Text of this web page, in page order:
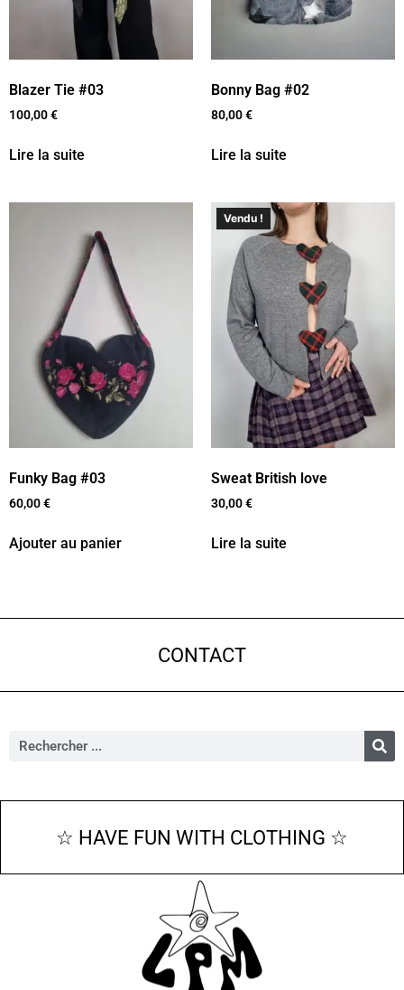
Blazer Tie #03
100,00€
Lire la suite
Bonny Bag #02
80,00€
Lire la suite
Funky Bag #03
60,00€
Ajouter au panier
Vendu !
Sweat British love
30,00€
Lire la suite
CONTACT
☆ HAVE FUN WITH CLOTHING ☆